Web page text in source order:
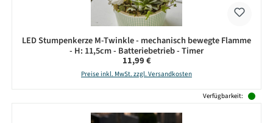
LED Stumpenkerze M-Twinkle - mechanisch bewegte Flamme
- H: 11,5cm - Batteriebetrieb - Timer
Regulärer Preis:
11,99 €
Preise inkl. MwSt. zzgl. Versandkosten
Verfügbarkeit: